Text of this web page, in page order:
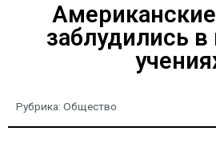
заблудились в
Рубрика: Общество